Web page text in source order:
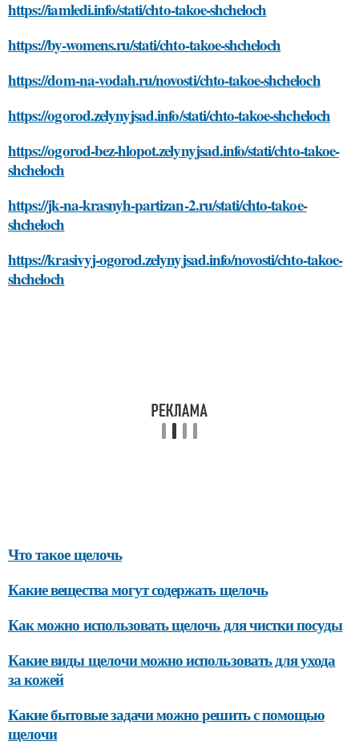
https://iamledi.info/stati/chto-takoe-shcheloch
https://by-womens.ru/stati/chto-takoe-shcheloch
https://dom-na-vodah.ru/novosti/chto-takoe-shcheloch
https://ogorod.zelynyjsad.info/stati/chto-takoe-shcheloch
https://ogorod-bez-hlopot.zelynyjsad.info/stati/chto-takoe-
shcheloch
https://jk-na-krasnyh-partizan-2.ru/stati/chto-takoe-
shcheloch
https://krasivyj-ogorod.zelynyjsad.info/novosti/chto-takoe-
shcheloch
Что такое щелочь
Какие вещества могут содержать щелочь
Как можно использовать щелочь для чистки посуды
Какие виды щелочи можно использовать для ухода
за кожей
Какие бытовые задачи можно решить с помощью
щелочи